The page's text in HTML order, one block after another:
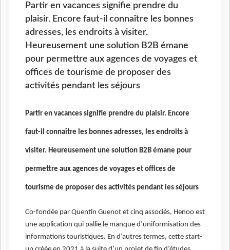
Partir en vacances signifie prendre du
plaisir. Encore faut-il connaître les bonnes
adresses, les endroits à visiter.
Heureusement une solution B2B émane
pour permettre aux agences de voyages et
offices de tourisme de proposer des
activités pendant les séjours
Partir en vacances signifie prendre du plaisir. Encore
faut-il connaître les bonnes adresses, les endroits à
visiter. Heureusement une solution B2B émane pour
permettre aux agences de voyages et offices de
tourisme de proposer des activités pendant les séjours
Co-fondée par Quentin Guenot et cinq associés, Henoo est
une application qui pallie le manque d’uniformisation des
informations touristiques. En d’autres termes, cette start-